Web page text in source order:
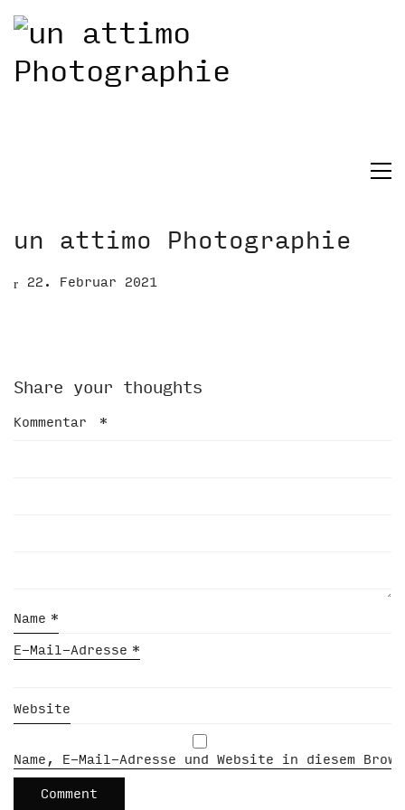
un attimo Photographie
22. Februar 2021
Share your thoughts
Kommentar *
Name *
E-Mail-Adresse *
Website
Name, E-Mail-Adresse und Website in diesem